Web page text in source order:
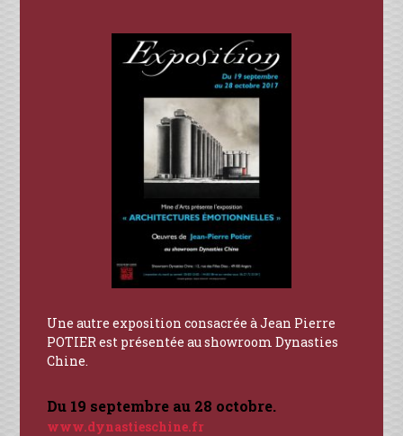
Une autre exposition consacrée à Jean Pierre
POTIER est présentée au showroom Dynasties
Chine.
Du 19 septembre au 28 octobre.
www.dynastieschine.fr